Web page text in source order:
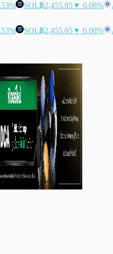
SOL฿2,455.05▼ 0.08%
SOL฿2,455.05▼ 0.08%